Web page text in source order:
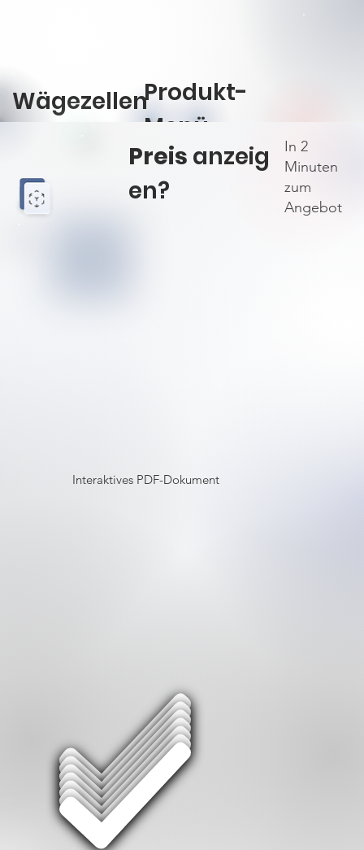
WägezellenProdukt-
Menü
öffnen
In 2
Minuten
zum
Angebot
Preis anzeig
en?
Interaktives PDF-Dokument
#2
#2